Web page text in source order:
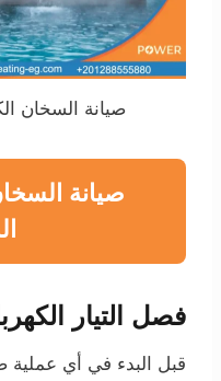
صيانة السخان
صيانة
فصل التيار
قبل البدء في أي عملية